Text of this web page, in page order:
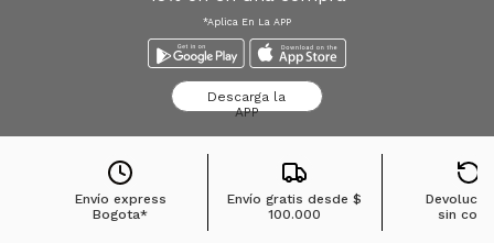
*Aplica En La APP
Descarga la
APP
Envío express
Bogota*
Envío gratis desde$
100.000
sin